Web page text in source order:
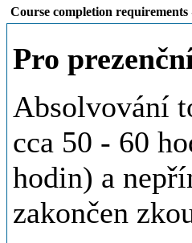
Course completion requirements
Pro
Absolvování
cca 50 - 60
hodin) a
zakončen